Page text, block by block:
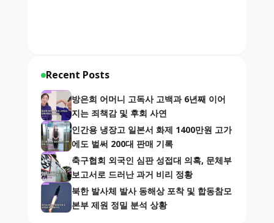
Recent Posts
방은희 어머니 고독사 고백과 6년째 이어
지는 죄책감 및 후회 사연
인간용 냉장고 일본서 화제 1400만원 고가
에도 벌써 200대 판매 기록
축구협회 외국인 심판 성접대 의혹, 문체부
보고서로 드러난 과거 비리 정황
북한 발사체 발사 동해상 포착 및 합동참모
본부 제원 정밀 분석 상황